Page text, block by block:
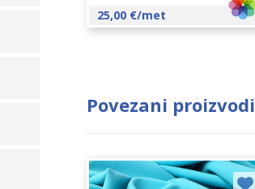
25,00 €/met
Povezani proizvodi